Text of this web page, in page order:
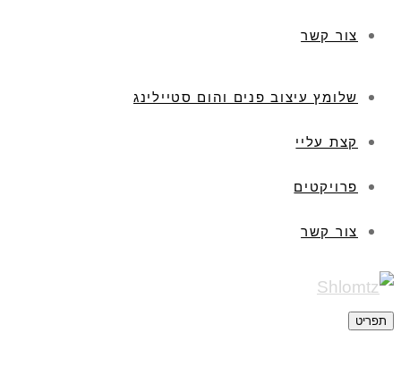
צור קשר
שלומץ עיצוב פנים והום סטיילינג
קצת עליי
פרויקטים
צור קשר
תפריט